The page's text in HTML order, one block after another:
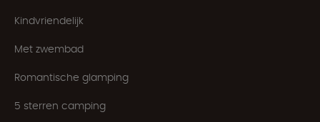
Kindvriendelijk
Met zwembad
Romantische glamping
5 sterren camping